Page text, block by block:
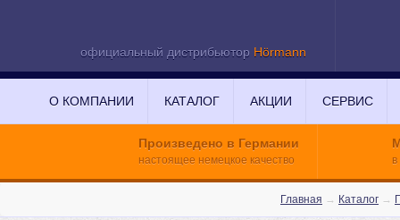
официальный дистрибьютор Hörmann
О КОМПАНИИ КАТАЛОГ АКЦИИ СЕРВИС
Произведено в Германии
настоящее немецкое качество
Главная → Каталог →